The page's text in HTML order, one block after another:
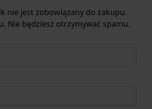
nie jest zobowiązany do zakupu.
Nie będziesz otrzymywać spamu.